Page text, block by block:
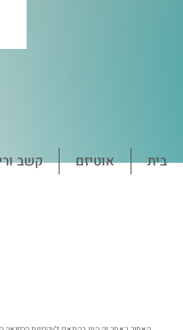
בית אוטיזם קשב